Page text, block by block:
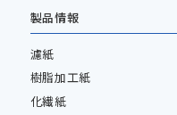
製品情報
濾紙
樹脂加工紙
化繊紙